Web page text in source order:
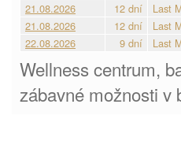
21.08.2026
12 dní Last
21.08.2026
12 dní Last
22.08.2026
9 dní Last
Wellness centrum,
zábavné možnosti v